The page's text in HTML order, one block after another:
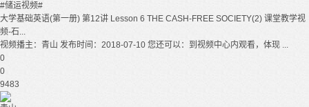
#储运视频#
大学基础英语(第一册) 第12讲 Lesson 6 THE CASH-FREE SOCIETY(2) 课堂教学视
频-石...
视频播主：青山 发布时间：2018-07-10 您还可以：到视频中心内观看，体现 ...
0
0
9483